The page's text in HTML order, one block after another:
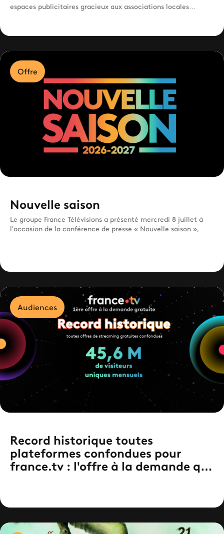
espaces publicitaires gracieux aux associations locales
Offre
Nouvelle saison
Le groupe France Télévisions a présenté mercredi 8 juillet à
l’occasion de la conférence de presse « Nouvelle saison »,
Audiences
Record historique toutes
plateformes confondues pour
france.tv : l'offre à la demande qui